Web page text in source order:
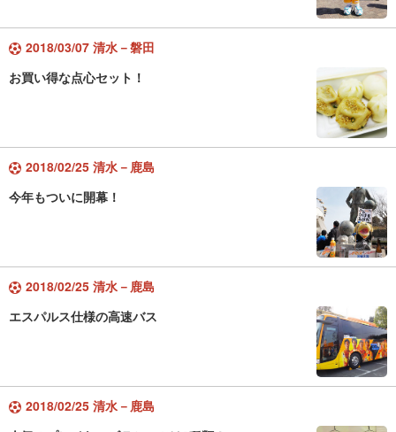
2018/03/07 清水－磐田
お買い得な点心セット！
2018/02/25 清水－鹿島
今年もついに開幕！
2018/02/25 清水－鹿島
エスパルス仕様の高速バス
2018/02/25 清水－鹿島